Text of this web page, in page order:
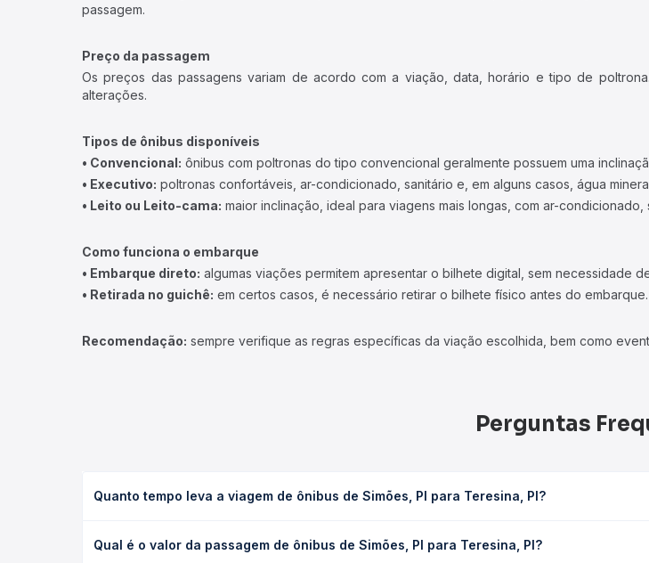
passagem.
Preço da passagem
Os preços das passagens variam de acordo com a viação, data, horário e tipo de
alterações.
Tipos de ônibus disponíveis
• Convencional: ônibus com poltronas do tipo convencional geralmente possuem uma
• Executivo: poltronas confortáveis, ar-condicionado, sanitário e, em alguns casos, água
• Leito ou Leito-cama: maior inclinação, ideal para viagens mais longas, com ar-
Como funciona o embarque
• Embarque direto: algumas viações permitem apresentar o bilhete digital, sem necessidade
• Retirada no guichê: em certos casos, é necessário retirar o bilhete físico antes do embarque.
Recomendação: sempre verifique as regras específicas da viação escolhida, bem como
Perguntas
Quanto tempo leva a viagem de ônibus de Simões, PI para Teresina, PI?
condições de tráfego. Na Quero Passagem você consulta os horários disponíveis e vê a
Qual é o valor da passagem de ônibus de Simões, PI para Teresina, PI?